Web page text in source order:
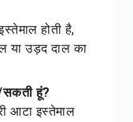
होती है,
या उड़द दाल का
सकती हूं?
आटा इस्तेमाल